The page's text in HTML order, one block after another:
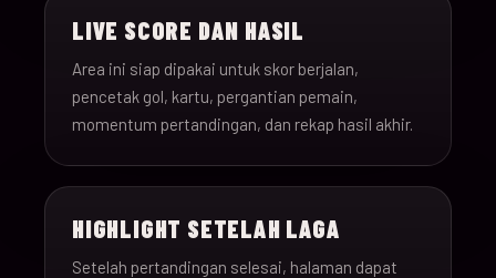
016
15-Jun-
12:00
017
16-Jun-
15:00 France v Senegal
018
26
18:00
LIVE SCORE DAN HASIL
Area ini siap dipakai untuk skor berjalan,
pencetak gol, kartu, pergantian pemain,
momentum pertandingan, dan rekap hasil akhir.
HIGHLIGHT SETELAH LAGA
Setelah pertandingan selesai, halaman dapat